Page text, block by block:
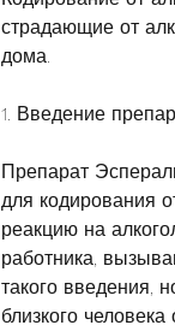
страдающие от
дома.
1. Введение
Препарат
для кодирования
реакцию на
работника,
такого введения,
близкого